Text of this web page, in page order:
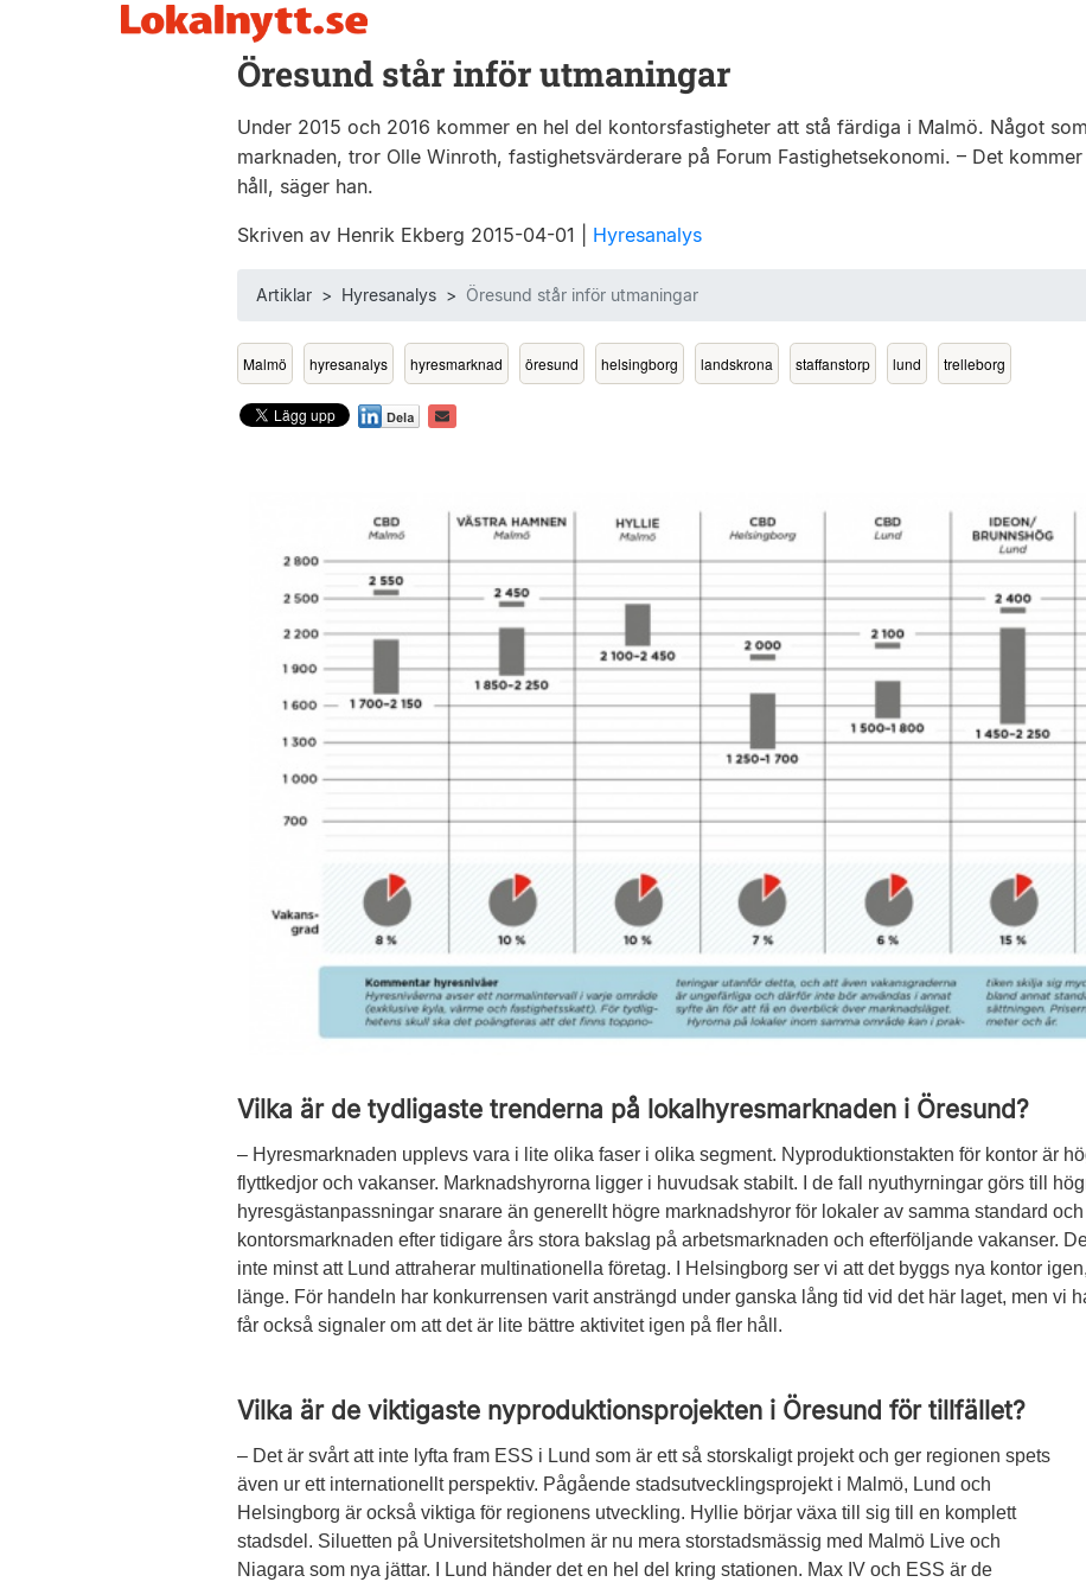
Öresund står inför utmaningar
Under 2015 och 2016 kommer en hel del kontorsfastigheter att stå färdiga i Malmö. Något
marknaden, tror Olle Winroth, fastighetsvärderare på Forum Fastighetsekonomi. – Det
håll, säger han.
Skriven av Henrik Ekberg 2015-04-01 Hyresanalys
Artiklar> Hyresanalys> Öresund står inför utmaningar
Malmö hyresanalys hyresmarknad öresund helsingborg landskrona staffanstorp lund trelleborg
Vilka är de tydligaste trenderna på lokalhyresmarknaden i Öresund?
– Hyresmarknaden upplevs vara i lite olika faser i olika segment. Nyproduktionstakten för kontor är
flyttkedjor och vakanser. Marknadshyrorna ligger i huvudsak stabilt. I de fall nyuthyrningar görs till
hyresgästanpassningar snarare än generellt högre marknadshyror för lokaler av samma standard
kontorsmarknaden ­efter ­tidigare års stora bakslag på arbetsmarknaden och efter­följande vakanser.
inte minst att Lund attraherar multinationella företag. I Helsingborg ser vi att det byggs nya kontor
länge. För handeln har konkurrensen varit ansträngd under ganska lång tid vid det här laget, men vi
får också signaler om att det är lite bättre aktivitet igen på fler håll.
Vilka är de viktigaste nyproduktionsprojekten i Öresund för tillfället?
– Det är svårt att inte lyfta fram ESS i Lund som är ett så storskaligt projekt och ger regionen spets
även ur ett internationellt perspektiv. Pågående stadsutvecklingsprojekt i Malmö, Lund och
Helsingborg är också viktiga för regionens utveckling. Hyllie börjar växa till sig till en komplett
stadsdel. Siluetten på Universitetsholmen är nu mera storstadsmässig med Malmö Live och
Niagara som nya jättar. I Lund händer det en hel del kring stationen. Max IV och ESS är de